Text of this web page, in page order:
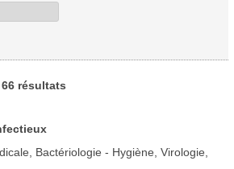
résultats
Bactériologie - Hygiène, Virologie,